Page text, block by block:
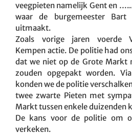
veegpieten namelijk Gent en
waar de burgemeester
uitmaakt.
Zoals vorige jaren voerde
Kempen actie. De politie had
dat we niet op de Grote Markt
zouden opgepakt worden.
konden we de politie
twee zwarte Pieten met
Markt tussen enkele duizenden
De kans voor de politie om
verkeken.